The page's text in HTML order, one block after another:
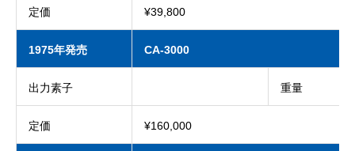
定価 ¥39,800
1975年発売 CA-3000
出力素子 重量
定価 ¥160,000